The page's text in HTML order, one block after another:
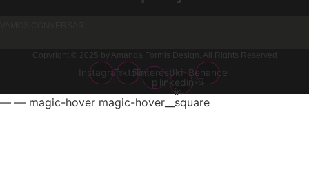
Copyright © 2025 by Amanda Formis Design. All Rights Reserved
InstagramTiktokPinterest-
p
Jki-
linkedin-
in
Behance
— — magic-hover magic-hover__square